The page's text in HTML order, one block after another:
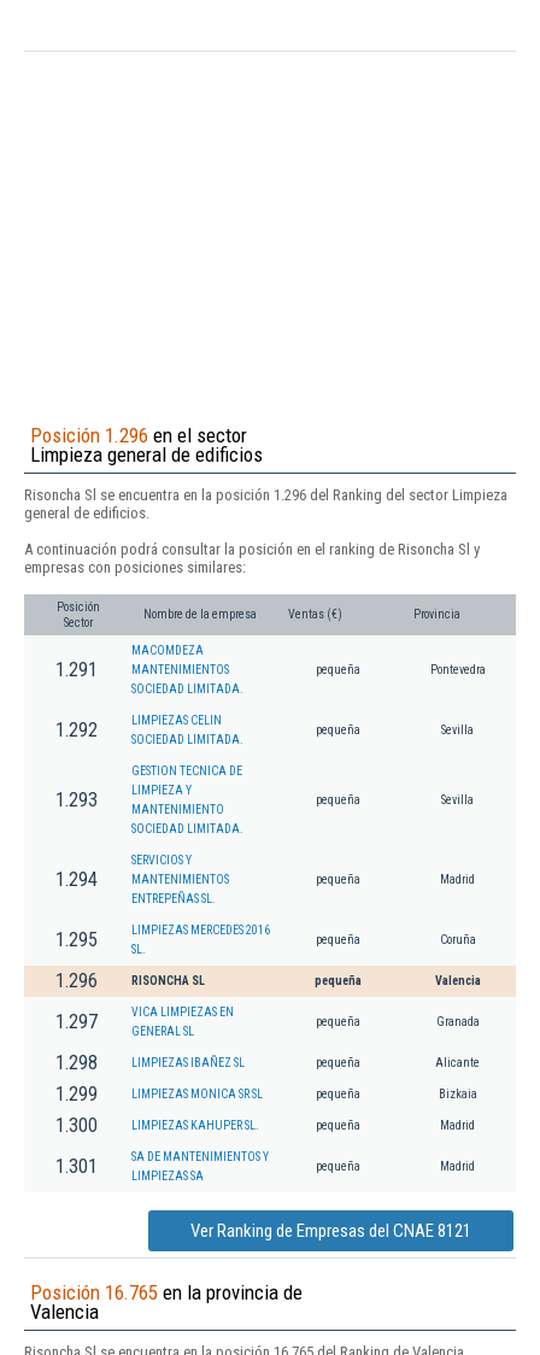
Posición 1.296 en el sector
Limpieza general de edificios
Risoncha Sl se encuentra en la posición 1.296 del Ranking del sector Limpieza
general de edificios.
A continuación podrá consultar la posición en el ranking de Risoncha Sl y
empresas con posiciones similares:
Posición
Sector
Nombre de la empresa Ventas (€) Provincia
1.291
MACOMDEZA
MANTENIMIENTOS
SOCIEDAD LIMITADA.
pequeña Pontevedra
1.292
LIMPIEZAS CELIN
SOCIEDAD LIMITADA.
pequeña Sevilla
1.293
GESTION TECNICA DE
LIMPIEZA Y
MANTENIMIENTO
SOCIEDAD LIMITADA.
pequeña Sevilla
1.294
SERVICIOS Y
MANTENIMIENTOS
ENTREPEÑAS SL.
pequeña Madrid
1.295
LIMPIEZAS MERCEDES 2016
SL.
pequeña Coruña
1.296 RISONCHA SL pequeña Valencia
1.297
VICA LIMPIEZAS EN
GENERAL SL
pequeña Granada
1.298 LIMPIEZAS IBAÑEZ SL pequeña Alicante
1.299 LIMPIEZAS MONICA SR SL pequeña Bizkaia
1.300 LIMPIEZAS KAHUPER SL. pequeña Madrid
1.301
SA DE MANTENIMIENTOS Y
LIMPIEZAS SA
pequeña Madrid
Ver Ranking de Empresas del CNAE 8121
Posición 16.765 en la provincia de
Valencia